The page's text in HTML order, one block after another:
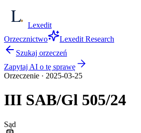
Lexedit
Orzecznictwo
Lexedit Research
Szukaj orzeczeń
Zapytaj AI o tę sprawę
Orzeczenie · 2025-03-25
III SAB/Gl 505/24
Sąd